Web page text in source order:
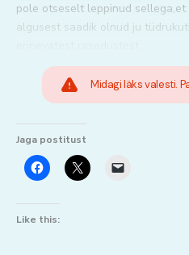
pole otseselt leppinud
algusest saadik olnud ju
Midagi läks valesti.
Jaga postitust
Like this: